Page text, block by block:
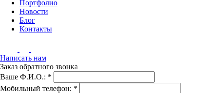
Портфолио
Новости
Блог
Контакты
Написать нам
Заказ обратного звонка
Ваше Ф.И.О.: *
Мобильный телефон: *